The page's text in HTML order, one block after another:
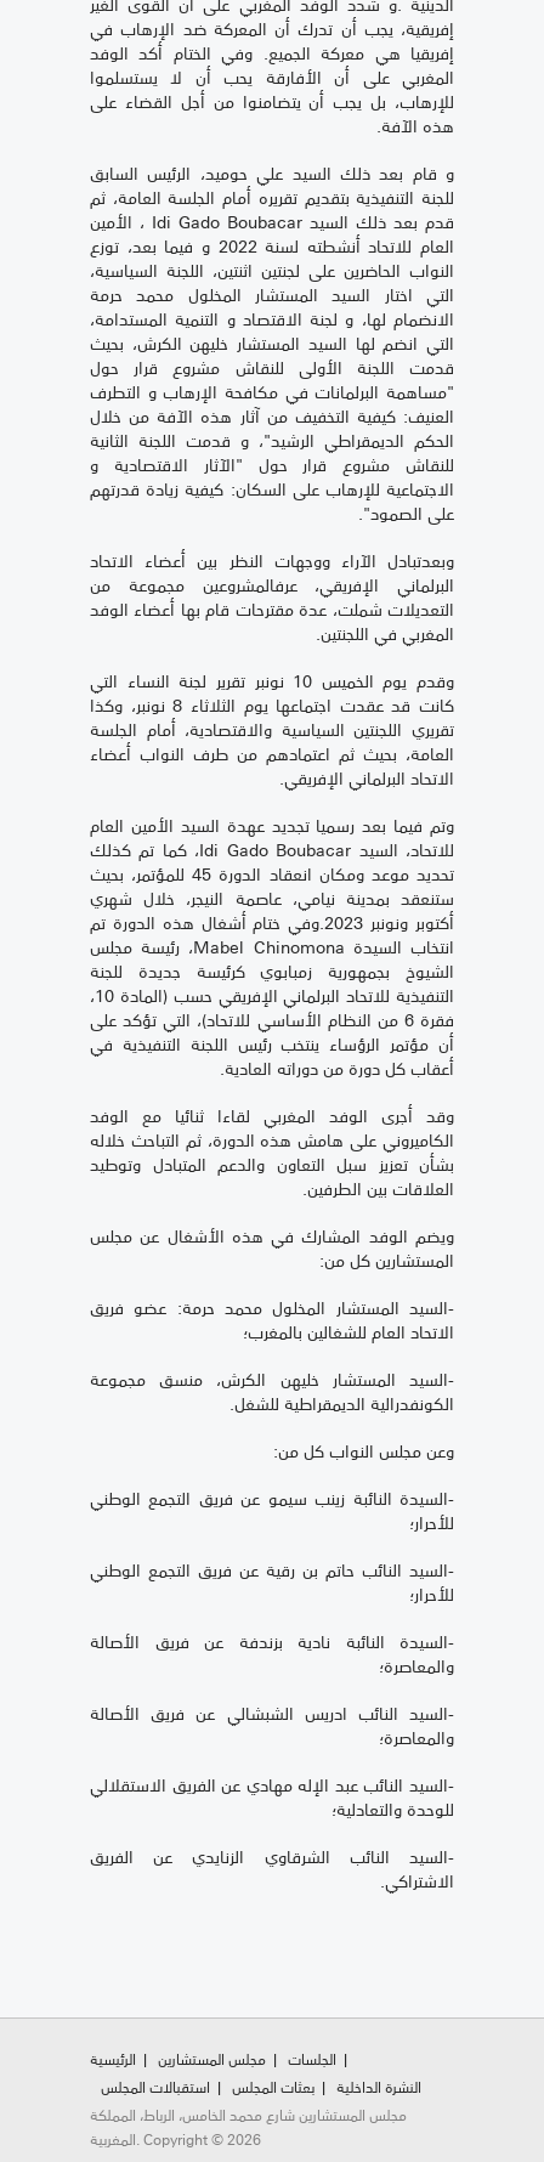
إفريقية، يجب أن تدرك أن المعركة ضد الإرهاب في
إفريقيا هي معركة الجميع. وفي الختام أكد الوفد
المغربي على أن الأفارقة يحب أن لا يستسلموا
للإرهاب، بل يجب أن يتضامنوا من أجل القضاء على
هذه الآفة.
و قام بعد ذلك السيد علي حوميد، الرئيس السابق
للجنة التنفيذية بتقديم تقريره أمام الجلسة العامة، ثم
قدم بعد ذلك السيد Idi Gado Boubacar ، الأمين
العام للاتحاد أنشطته لسنة 2022 و فيما بعد، توزع
النواب الحاضرين على لجنتين اثنتين، اللجنة السياسية،
التي اختار السيد المستشار المخلول محمد حرمة
الانضمام لها، و لجنة الاقتصاد و التنمية المستدامة،
التي انضم لها السيد المستشار خليهن الكرش، بحيث
قدمت اللجنة الأولى للنقاش مشروع قرار حول
"مساهمة البرلمانات في مكافحة الإرهاب و التطرف
العنيف: كيفية التخفيف من آثار هذه الآفة من خلال
الحكم الديمقراطي الرشيد"، و قدمت اللجنة الثانية
للنقاش مشروع قرار حول "الآثار الاقتصادية و
الاجتماعية للإرهاب على السكان: كيفية زيادة قدرتهم
على الصمود".
وبعدتبادل الآراء ووجهات النظر بين أعضاء الاتحاد
البرلماني الإفريقي، عرفالمشروعين مجموعة من
التعديلات شملت، عدة مقترحات قام بها أعضاء الوفد
المغربي في اللجنتين.
وقدم يوم الخميس 10 نونبر تقرير لجنة النساء التي
كانت قد عقدت اجتماعها يوم الثلاثاء 8 نونبر، وكذا
تقريري اللجنتين السياسية والاقتصادية، أمام الجلسة
العامة، بحيث ثم اعتمادهم من طرف النواب أعضاء
الاتحاد البرلماني الإفريقي.
وتم فيما بعد رسميا تجديد عهدة السيد الأمين العام
للاتحاد، السيد Idi Gado Boubacar، كما تم كذلك
تحديد موعد ومكان انعقاد الدورة 45 للمؤتمر، بحيث
ستنعقد بمدينة نيامي، عاصمة النيجر، خلال شهري
أكتوبر ونونبر 2023.وفي ختام أشغال هذه الدورة تم
انتخاب السيدة Mabel Chinomona، رئيسة مجلس
الشيوخ بجمهورية زمبابوي كرئيسة جديدة للجنة
التنفيذية للاتحاد البرلماني الإفريقي حسب (المادة 10،
فقرة 6 من النظام الأساسي للاتحاد)، التي تؤكد على
أن مؤتمر الرؤساء ينتخب رئيس اللجنة التنفيذية في
أعقاب كل دورة من دوراته العادية.
وقد أجرى الوفد المغربي لقاءا ثنائيا مع الوفد
الكاميروني على هامش هذه الدورة، ثم التباحث خلاله
بشأن تعزيز سبل التعاون والدعم المتبادل وتوطيد
العلاقات بين الطرفين.
ويضم الوفد المشارك في هذه الأشغال عن مجلس
المستشارين كل من:
-السيد المستشار المخلول محمد حرمة: عضو فريق
الاتحاد العام للشغالين بالمغرب؛
-السيد المستشار خليهن الكرش، منسق مجموعة
الكونفدرالية الديمقراطية للشغل.
وعن مجلس النواب كل من:
-السيدة النائبة زينب سيمو عن فريق التجمع الوطني
للأحرار؛
-السيد النائب حاتم بن رقية عن فريق التجمع الوطني
للأحرار؛
-السيدة النائبة نادية بزندفة عن فريق الأصالة
والمعاصرة؛
-السيد النائب ادريس الشبشالي عن فريق الأصالة
والمعاصرة؛
-السيد النائب عبد الإله مهادي عن الفريق الاستقلالي
للوحدة والتعادلية؛
-السيد النائب الشرقاوي الزنايدي عن الفريق
الاشتراكي.
الرئيسية مجلس المستشارين
الجلسات
استقبالات المجلس
بعثات المجلس
النشرة الداخلية
مجلس المستشارين شارع محمد الخامس، الرباط، المملكة
المغربية. Copyright © 2026